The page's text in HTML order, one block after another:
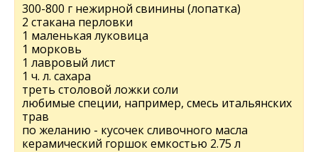
300-800 г нежирной свинины (лопатка)
2 стакана перловки
1 маленькая луковица
1 морковь
1 лавровый лист
1 ч. л. сахара
треть столовой ложки соли
любимые специи, например, смесь итальянских
трав
по желанию - кусочек сливочного масла
керамический горшок емкостью 2.75 л